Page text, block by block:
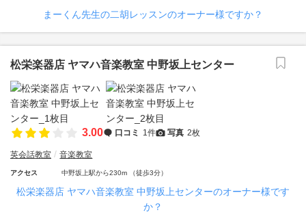
まーくん先生の二胡レッスンのオーナー様ですか？
松栄楽器店 ヤマハ音楽教室 中野坂上センター
3.00 口コミ 1件 写真 2枚
英会話教室 音楽教室
アクセス 中野坂上駅から230m （徒歩3分）
松栄楽器店 ヤマハ音楽教室 中野坂上センターのオーナー様です
か？